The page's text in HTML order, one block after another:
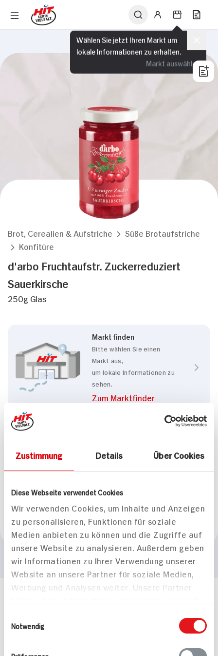
Zustimmung Details Über Cookies
Diese Webseite verwendet Cookies
Wir verwenden Cookies, um Inhalte und Anzeigen
zu personalisieren, Funktionen für soziale
Medien anbieten zu können und die Zugriffe auf
unsere Website zu analysieren. Außerdem geben
wir Informationen zu Ihrer Verwendung unserer
Website an unsere Partner für soziale Medien,
Werbung und Analysen weiter. Unsere Partner
bereitgestellt haben oder die sie im Rahmen
Notwendig
Wählen Sie jetzt Ihren Markt um
lokale Informationen zu erhalten.
Markt auswählen
Brot, Cerealien & Aufstriche
Süße Brotaufstriche
Konfitüre
d'arbo Fruchtaufstr. Zuckerreduziert
Sauerkirsche
250g Glas
Markt finden
Bitte wählen Sie einen
Markt aus,
um lokale Informationen zu
sehen.
Zum Marktfinder
Herkunftsland
Österreich
kontakt